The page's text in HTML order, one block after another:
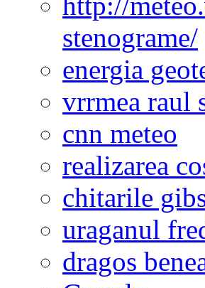
stenograme/
energia
vrrmea raul
cnn meteo
realizarea
chitarile
uraganul
dragos